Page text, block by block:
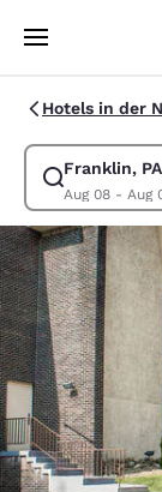
Weiter Zu
Hotels in der
Franklin,
Aug 08 - Aug
Suche für